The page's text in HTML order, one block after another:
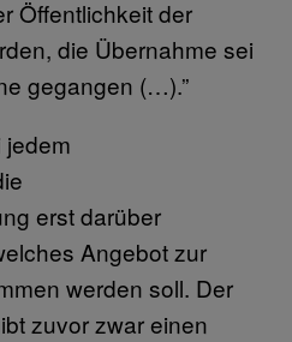
Öffentlichkeit der
die Übernahme sei
gegangen (…).”
jedem
erst darüber
Angebot zur
werden soll. Der
zuvor zwar einen